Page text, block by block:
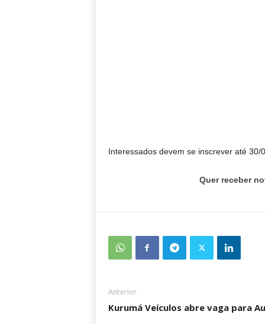
Interessados devem se inscrever até 30/
Quer receber
Anterior
Kurumá Veículos abre vaga para